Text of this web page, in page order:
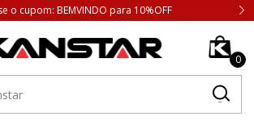
o cupom: BEMVINDO para 10%OFF
0